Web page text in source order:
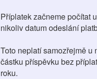
Příplatek začneme počítat
nikoliv datum odeslání
Toto neplatí samozřejmě u
částku příspěvku bez
roku.